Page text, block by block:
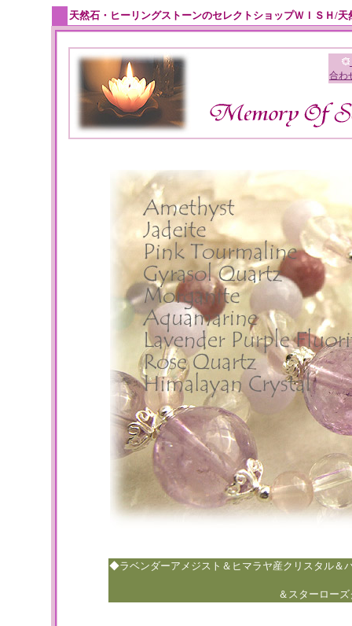
天然石・ヒーリングストーンのセレクトショップＷＩＳＨ/
合わ
◆ラベンダーアメジスト＆ヒマラヤ産クリスタル＆
＆スターロー